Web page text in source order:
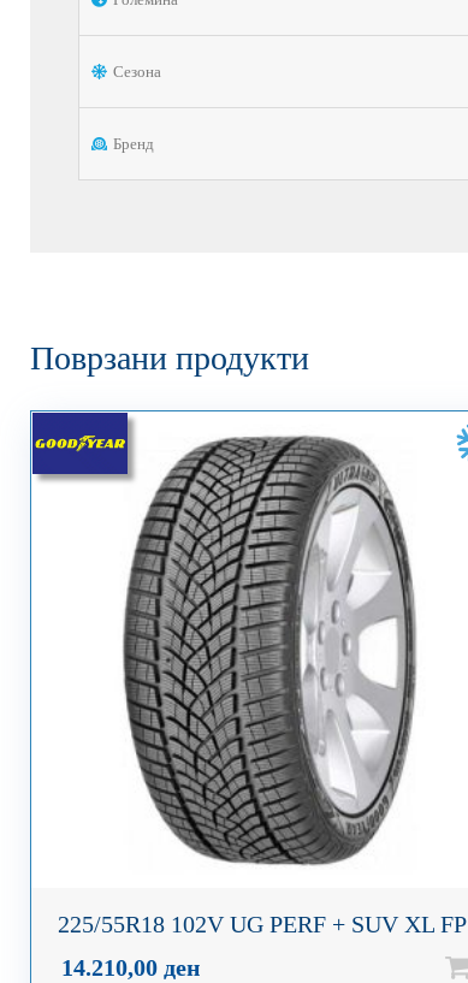
Сезона
Бренд
Поврзани продукти
225/55R18 102V UG PERF + SUV XL FP
14.210,00 ден